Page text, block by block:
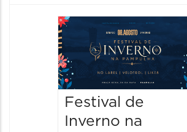
Festival de
Inverno na